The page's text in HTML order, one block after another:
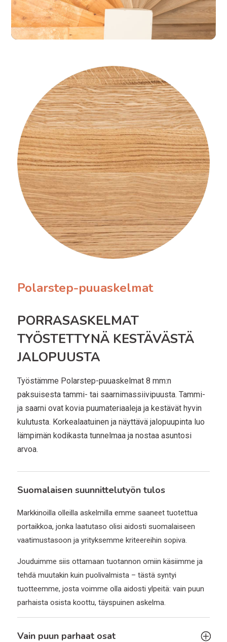
Polarstep-puuaskelmat
PORRASASKELMAT
TYÖSTETTYNÄ KESTÄVÄSTÄ
JALOPUUSTA
Työstämme Polarstep-puuaskelmat 8 mm:n
paksuisesta tammi- tai saarnimassiivipuusta. Tammi-
ja saarni ovat kovia puumateriaaleja ja kestävät hyvin
kulutusta. Korkealaatuinen ja näyttävä jalopuupinta luo
lämpimän kodikasta tunnelmaa ja nostaa asuntosi
arvoa.
Suomalaisen suunnittelutyön tulos
Markkinoilla olleilla askelmilla emme saaneet tuotettua
portaikkoa, jonka laatutaso olisi aidosti suomalaiseen
vaatimustasoon ja yrityksemme kriteereihin sopiva.
Jouduimme siis ottamaan tuotannon omiin käsiimme ja
tehdä muutakin kuin puolivalmista – tästä syntyi
tuotteemme, josta voimme olla aidosti ylpeitä: vain puun
parhaista osista koottu, täyspuinen askelma.
Vain puun parhaat osat